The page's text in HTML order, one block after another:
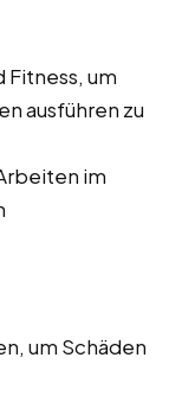
Fitness, um
ausführen zu
im
um Schäden